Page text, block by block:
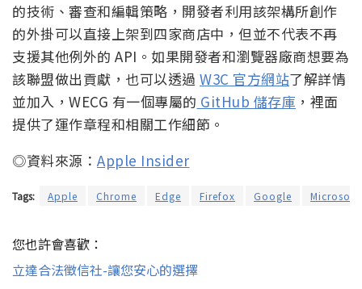
的技術、審查和編輯策略，開發者利用該架構所創作
的外掛可以直接上架到四家商店中，但並不代表不再
支援其他例外的 API。如果開發者和瀏覽器廠商想要為
該聯盟做出貢獻，也可以透過 W3C 官方網站了解詳情
並加入，WECG 有一個專屬的 GitHub 儲存庫 ，裡面
提供了運作章程和相關工作細節。
◎資料來源： Apple Insider
Tags: Apple Chrome Edge Firefox Google Microsoft
您也許會喜歡：
立達合法徵信社-讓您安心的選擇